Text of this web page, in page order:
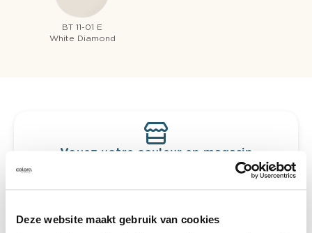
Deze website maakt gebruik van cookies
BT 11-01 E
White Diamond
Voyez votre couleur en magasin
Découvrez des échantillons de votre
votre couleur.